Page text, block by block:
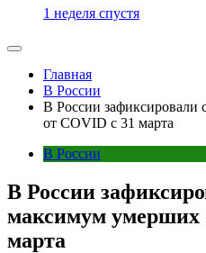
1 неделя спустя
Главная
В России
В России
от COVID с 31 марта
В России
В России
максимум умерших
марта